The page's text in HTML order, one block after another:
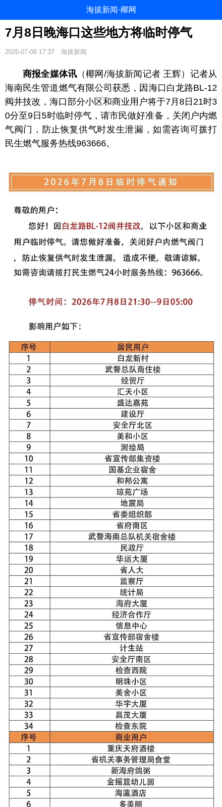
海拔新闻·椰网
7月8日晚海口这些地方将临时停气
2026-07-08 17:37 海拔新闻
商报全媒体讯 （椰网/海拔新闻记者 王辉）记者从
海南民生管道燃气有限公司获悉，因海口白龙路BL-12
阀井技改，海口部分小区和商业用户将于7月8日21时3
0分至9日5时临时停气，请市民做好准备，关闭户内燃
气阀门，防止恢复供气时发生泄漏，如需咨询可拨打
民生燃气服务热线963666。